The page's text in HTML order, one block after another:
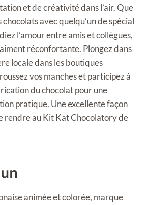
et de créativité dans l’air. Que
avec quelqu’un de spécial
l’amour entre amis et collègues,
réconfortante. Plongez dans
locale dans les boutiques
vos manches et participez à
du chocolat pour une
pratique. Une excellente façon
rendre au Kit Kat Chocolatory de
animée et colorée, marque